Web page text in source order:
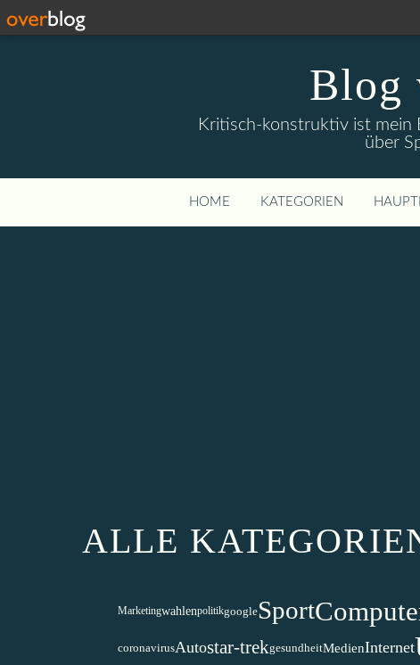
Blog
Kritisch-konstruktiv ist mein
über
HOME KATEGORIEN
ALLE
MarketingwahlenpolitikgoogleSport
coronavirusAutostar-trekgesundheitMedienInternet